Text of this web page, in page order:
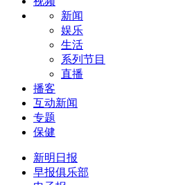
新闻
娱乐
生活
系列节目
直播
播客
互动新闻
专题
保健
新明日报
早报俱乐部